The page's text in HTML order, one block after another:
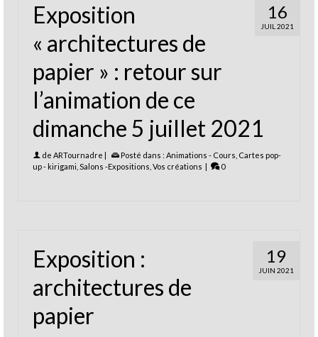
16
JUIL 2021
Exposition
« architectures de
papier » : retour sur
l’animation de ce
dimanche 5 juillet 2021
de ARTournadre | Posté dans : Animations - Cours Cartes pop-
up - kirigami Salons -Expositions Vos créations | 0
19
JUIN 2021
Exposition :
architectures de
papier